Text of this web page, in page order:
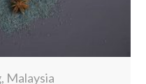
Malaysia